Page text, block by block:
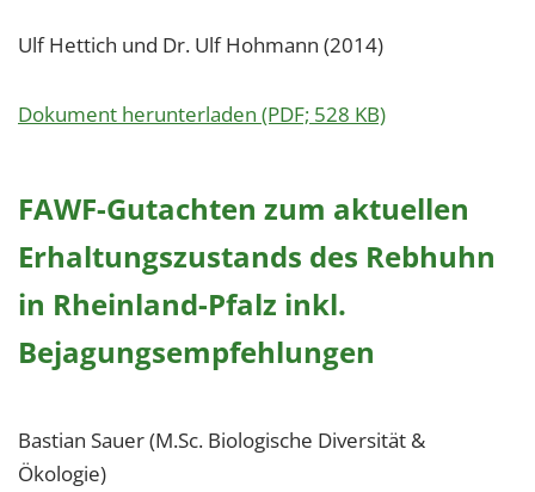
Ulf Hettich und Dr. Ulf Hohmann (2014)
Dokument herunterladen (PDF; 528 KB)
FAWF-Gutachten zum aktuellen
Erhaltungszustands des Rebhuhn
in Rheinland-Pfalz inkl.
Bejagungsempfehlungen
Bastian Sauer (M.Sc. Biologische Diversität &
Ökologie)